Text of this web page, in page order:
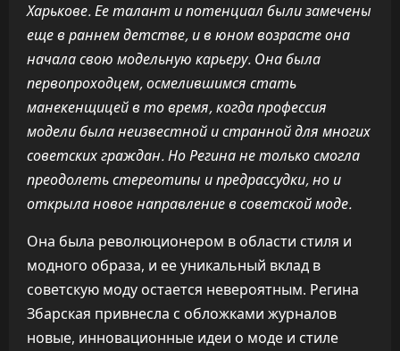
Харькове. Ее талант и потенциал были замечены
еще в раннем детстве, и в юном возрасте она
начала свою модельную карьеру. Она была
первопроходцем, осмелившимся стать
манекенщицей в то время, когда профессия
модели была неизвестной и странной для многих
советских граждан. Но Регина не только смогла
преодолеть стереотипы и предрассудки, но и
открыла новое направление в советской моде.
Она была революционером в области стиля и
модного образа, и ее уникальный вклад в
советскую моду остается невероятным. Регина
Збарская привнесла с обложками журналов
новые, инновационные идеи о моде и стиле